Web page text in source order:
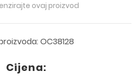
ovaj proizvod
OC38128
Cijena: